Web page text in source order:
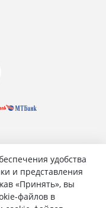
удобства
и представления
«Принять», вы
файлов в
на 1С-
данных